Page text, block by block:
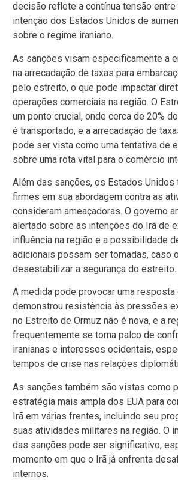
decisão reflete a contínua tensão
intenção dos Estados Unidos de
sobre o regime iraniano.
As sanções visam especificamente a
na arrecadação de taxas para
pelo estreito, o que pode impactar
operações comerciais na região. O
um ponto crucial, onde cerca de 20%
é transportado, e a arrecadação de
pode ser vista como uma tentativa de
sobre uma rota vital para o comércio
Além das sanções, os Estados
firmes em sua abordagem contra as
consideram ameaçadoras. O governo
alertado sobre as intenções do Irã de
influência na região e a possibilidade
adicionais possam ser tomadas, caso
desestabilizar a segurança do estreito.
A medida pode provocar uma resposta
demonstrou resistência às pressões
no Estreito de Ormuz não é nova, e a
frequentemente se torna palco de
iranianas e interesses ocidentais,
tempos de crise nas relações
As sanções também são vistas como
estratégia mais ampla dos EUA para
Irã em várias frentes, incluindo seu
suas atividades militares na região. O
das sanções pode ser significativo,
momento em que o Irã já enfrenta
internos.